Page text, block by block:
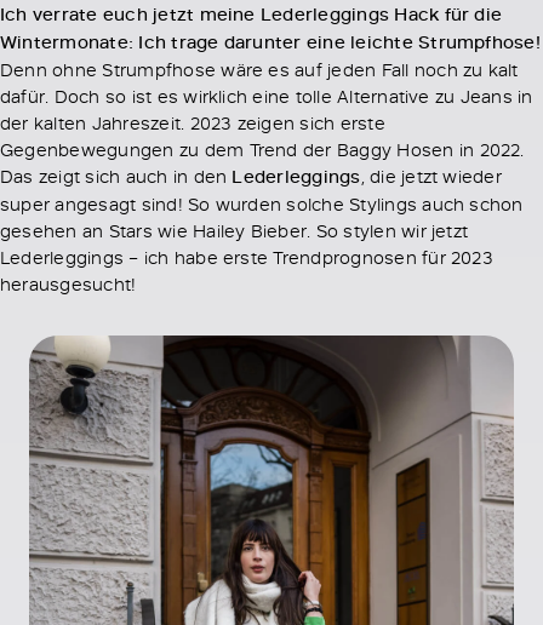
Ich verrate euch jetzt meine Lederleggings Hack für die
Wintermonate: Ich trage darunter eine leichte Strumpfhose!
Denn ohne Strumpfhose wäre es auf jeden Fall noch zu kalt
dafür. Doch so ist es wirklich eine tolle Alternative zu Jeans in
der kalten Jahreszeit. 2023 zeigen sich erste
Gegenbewegungen zu dem Trend der Baggy Hosen in 2022.
Das zeigt sich auch in den Lederleggings, die jetzt wieder
super angesagt sind! So wurden solche Stylings auch schon
gesehen an Stars wie Hailey Bieber. So stylen wir jetzt
Lederleggings – ich habe erste Trendprognosen für 2023
herausgesucht!